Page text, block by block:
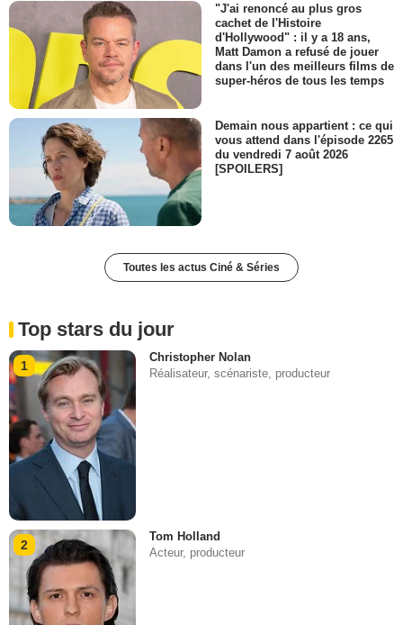
"J'ai renoncé au plus gros
cachet de l'Histoire
d'Hollywood" : il y a 18 ans,
Matt Damon a refusé de jouer
dans l'un des meilleurs films de
super-héros de tous les temps
Demain nous appartient : ce qui
vous attend dans l'épisode 2265
du vendredi 7 août 2026
[SPOILERS]
Toutes les actus Ciné & Séries
Top stars du jour
1
Christopher Nolan
Réalisateur, scénariste, producteur
2
Tom Holland
Acteur, producteur